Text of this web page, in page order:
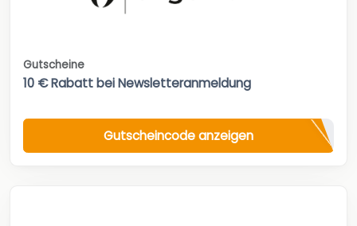
Gutscheine
10 € Rabatt bei Newsletteranmeldung
Gutscheincode anzeigen